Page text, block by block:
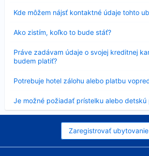
Kde môžem nájsť kontaktné údaje tohto
sa
Ako zistím, koľko to bude stáť?
sa
Práve zadávam údaje o svojej kreditnej
budem platiť?
sa
Potrebuje hotel zálohu alebo platbu
sa
Je možné požiadať prístelku alebo detskú
sa
Zaregistrovať ubytovanie